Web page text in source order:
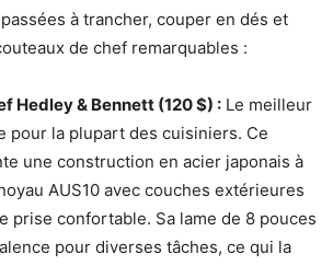
à trancher, couper en dés et
de chef remarquables :
Hedley & Bennett (120 $) : Le meilleur
pour la plupart des cuisiniers. Ce
une construction en acier japonais à
AUS10 avec couches extérieures
prise confortable. Sa lame de 8 pouces
pour diverses tâches, ce qui la